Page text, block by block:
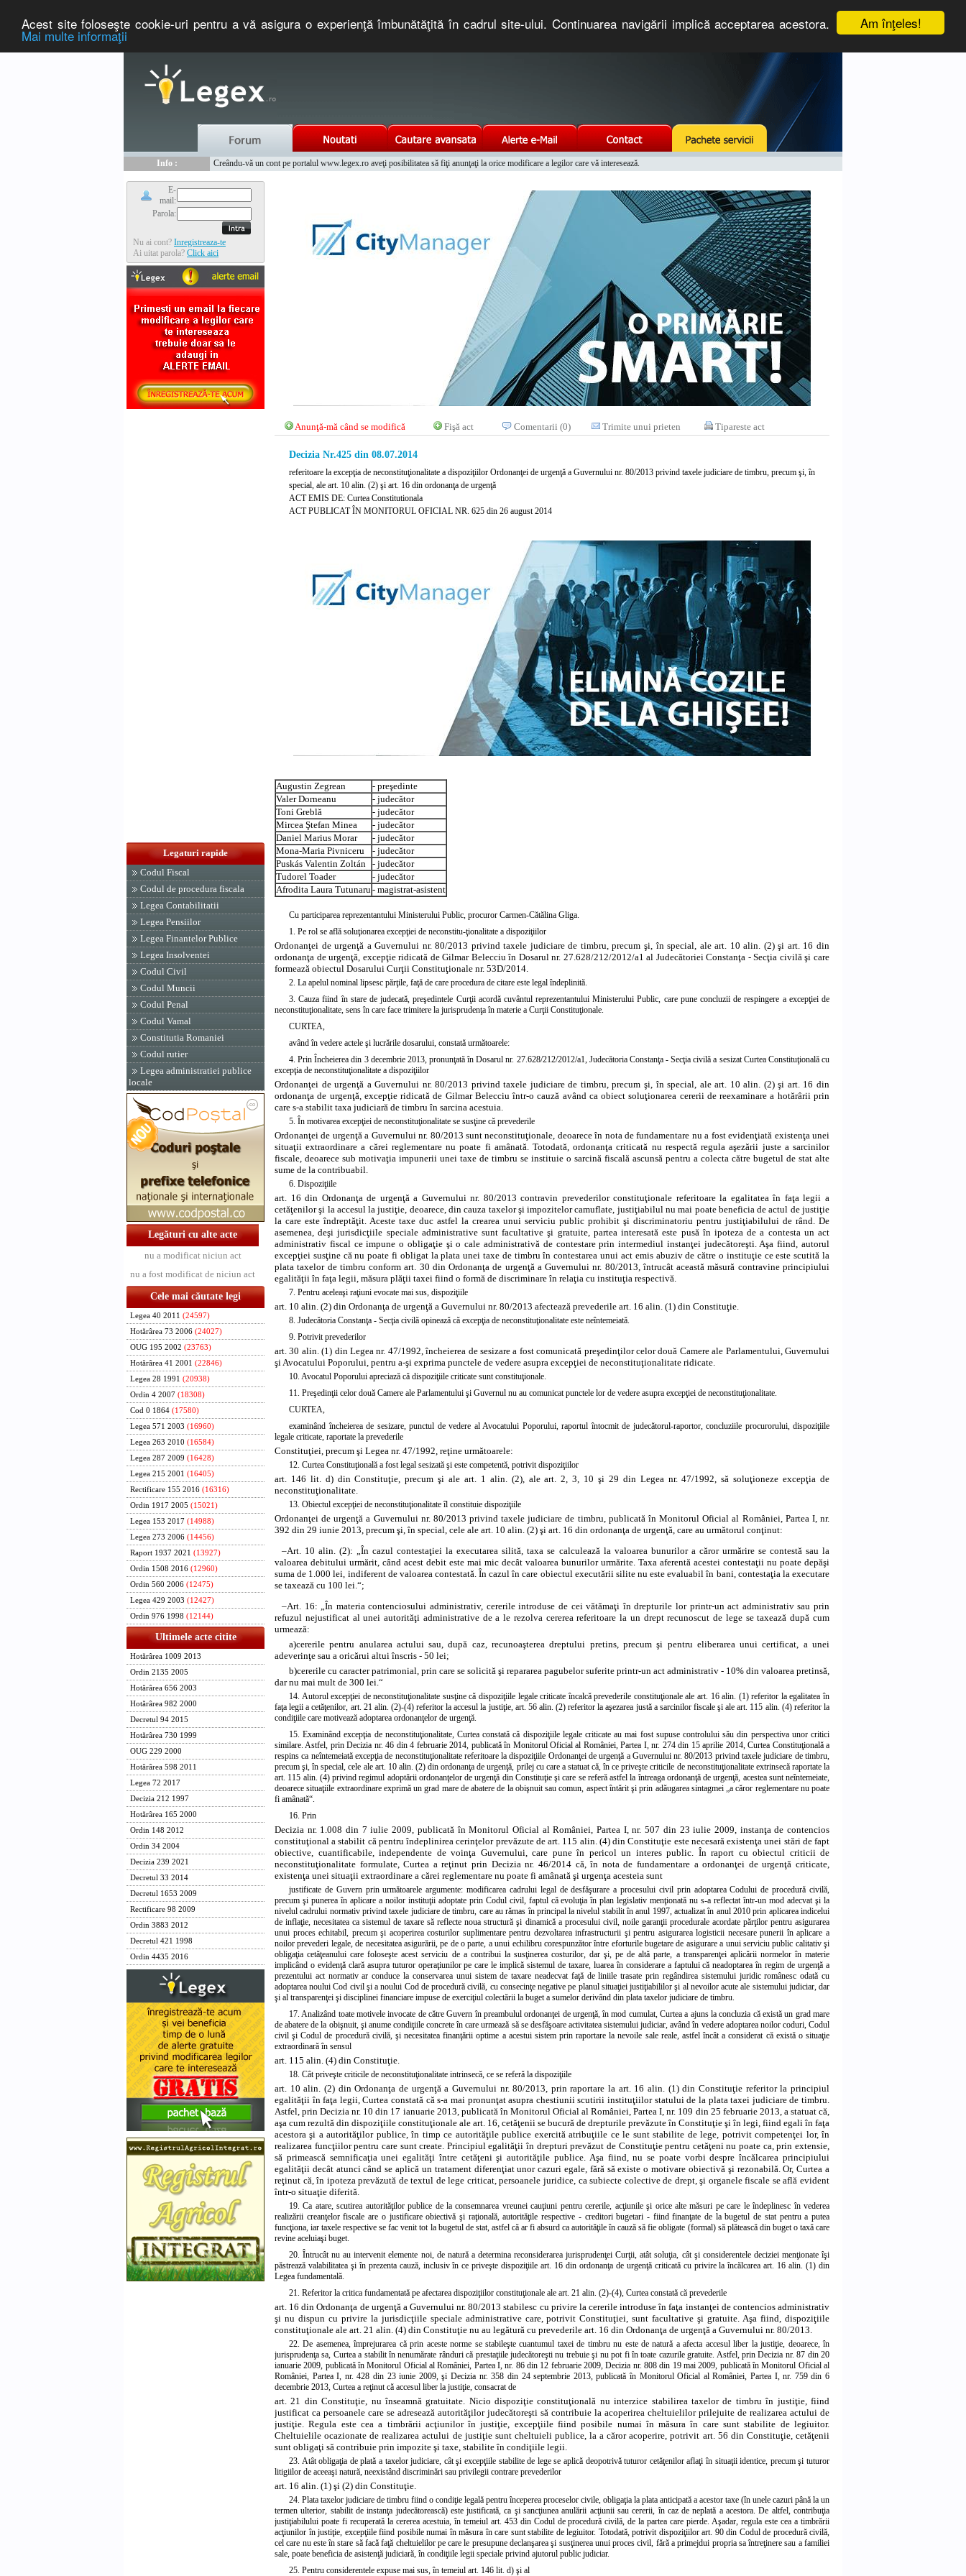
Am înţeles!
Acest site foloseşte cookie-uri pentru a vă asigura o experienţă îmbunătăţită în cadrul site-ului. Continuarea navigării implică acceptarea acestora.
Mai multe informaţii
Info :
Creându-vă un cont pe portalul www.legex.ro aveţi posibilitatea să fiţi anunţaţi la orice modificare a legilor care vă interesează.
E-
mail:
Parola:
Nu ai cont? Inregistreaza-te
Ai uitat parola? Click aici
Legaturi rapide
Codul Fiscal
Codul de procedura fiscala
Legea Contabilitatii
Legea Pensiilor
Legea Finantelor Publice
Legea Insolventei
Codul Civil
Codul Muncii
Codul Penal
Codul Vamal
Constitutia Romaniei
Codul rutier
Legea administratiei publice
locale
Legături cu alte acte
nu a modificat niciun act
nu a fost modificat de niciun act
Cele mai căutate legi
Legea 40 2011 (24597)
Hotărârea 73 2006 (24027)
OUG 195 2002 (23763)
Hotărârea 41 2001 (22846)
Legea 28 1991 (20938)
Ordin 4 2007 (18308)
Cod 0 1864 (17580)
Legea 571 2003 (16960)
Legea 263 2010 (16584)
Legea 287 2009 (16428)
Legea 215 2001 (16405)
Rectificare 155 2016 (16316)
Ordin 1917 2005 (15021)
Legea 153 2017 (14988)
Legea 273 2006 (14456)
Raport 1937 2021 (13927)
Ordin 1508 2016 (12960)
Ordin 560 2006 (12475)
Legea 429 2003 (12427)
Ordin 976 1998 (12144)
Ultimele acte citite
Hotărârea 1009 2013
Ordin 2135 2005
Hotărârea 656 2003
Hotărârea 982 2000
Decretul 94 2015
Hotărârea 730 1999
OUG 229 2000
Hotărârea 598 2011
Legea 72 2017
Decizia 212 1997
Hotărârea 165 2000
Ordin 148 2012
Ordin 34 2004
Decizia 239 2021
Decretul 33 2014
Decretul 1653 2009
Rectificare 98 2009
Ordin 3883 2012
Decretul 421 1998
Ordin 4435 2016
Anunţă-mă când se modifică Fişă act Comentarii (0) Trimite unui prieten Tipareste act
Decizia Nr.425 din 08.07.2014
referitoare la excepţia de neconstituţionalitate a dispoziţiilor Ordonanţei de urgenţă a Guvernului nr. 80/2013 privind taxele judiciare de timbru, precum şi, în
special, ale art. 10 alin. (2) şi art. 16 din ordonanţa de urgenţă
ACT EMIS DE: Curtea Constitutionala
ACT PUBLICAT ÎN MONITORUL OFICIAL NR. 625 din 26 august 2014
Augustin Zegrean
- preşedinte
Valer Dorneanu
- judecător
Toni Greblă
- judecător
Mircea Ştefan Minea
- judecător
Daniel Marius Morar
- judecător
Mona-Maria Pivniceru
- judecător
Puskás Valentin Zoltán - judecător
Tudorel Toader
- judecător
Afrodita Laura Tutunaru- magistrat-asistent
Cu participarea reprezentantului Ministerului Public, procuror Carmen-Cătălina Gliga.
1. Pe rol se află soluţionarea excepţiei de neconstitu-ţionalitate a dispoziţiilor
Ordonanţei de urgenţă a Guvernului nr. 80/2013 privind taxele judiciare de timbru, precum şi, în special, ale art. 10 alin. (2) şi art. 16 din
ordonanţa de urgenţă, excepţie ridicată de Gilmar Belecciu în Dosarul nr. 27.628/212/2012/a1 al Judecătoriei Constanţa - Secţia civilă şi care
formează obiectul Dosarului Curţii Constituţionale nr. 53D/2014.
2. La apelul nominal lipsesc părţile, faţă de care procedura de citare este legal îndeplinită.
3. Cauza fiind în stare de judecată, preşedintele Curţii acordă cuvântul reprezentantului Ministerului Public, care pune concluzii de respingere a excepţiei de
neconstituţionalitate, sens în care face trimitere la jurisprudenţa în materie a Curţii Constituţionale.
CURTEA,
având în vedere actele şi lucrările dosarului, constată următoarele:
4. Prin Încheierea din 3 decembrie 2013, pronunţată în Dosarul nr. 27.628/212/2012/a1, Judecătoria Constanţa - Secţia civilă a sesizat Curtea Constituţională cu
excepţia de neconstituţionalitate a dispoziţiilor
Ordonanţei de urgenţă a Guvernului nr. 80/2013 privind taxele judiciare de timbru, precum şi, în special, ale art. 10 alin. (2) şi art. 16 din
ordonanţa de urgenţă, excepţie ridicată de Gilmar Belecciu într-o cauză având ca obiect soluţionarea cererii de reexaminare a hotărârii prin
care s-a stabilit taxa judiciară de timbru în sarcina acestuia.
5. În motivarea excepţiei de neconstituţionalitate se susţine că prevederile
Ordonanţei de urgenţă a Guvernului nr. 80/2013 sunt neconstituţionale, deoarece în nota de fundamentare nu a fost evidenţiată existenţa unei
situaţii extraordinare a cărei reglementare nu poate fi amânată. Totodată, ordonanţa criticată nu respectă regula aşezării juste a sarcinilor
fiscale, deoarece sub motivaţia impunerii unei taxe de timbru se instituie o sarcină fiscală ascunsă pentru a colecta către bugetul de stat alte
sume de la contribuabil.
6. Dispoziţiile
art. 16 din Ordonanţa de urgenţă a Guvernului nr. 80/2013 contravin prevederilor constituţionale referitoare la egalitatea în faţa legii a
cetăţenilor şi la accesul la justiţie, deoarece, din cauza taxelor şi impozitelor camuflate, justiţiabilul nu mai poate beneficia de actul de justiţie
la care este îndreptăţit. Aceste taxe duc astfel la crearea unui serviciu public prohibit şi discriminatoriu pentru justiţiabilului de rând. De
asemenea, deşi jurisdicţiile speciale administrative sunt facultative şi gratuite, partea interesată este pusă în ipoteza de a contesta un act
administrativ fiscal ce impune o obligaţie şi o cale administrativă de contestare prin intermediul instanţei judecătoreşti. Aşa fiind, autorul
excepţiei susţine că nu poate fi obligat la plata unei taxe de timbru în contestarea unui act emis abuziv de către o instituţie ce este scutită la
plata taxelor de timbru conformart. 30 din Ordonanţa de urgenţă a Guvernului nr. 80/2013, întrucât această măsură contravine principiului
egalităţii în faţa legii, măsura plăţii taxei fiind o formă de discriminare în relaţia cu instituţia respectivă.
7. Pentru aceleaşi raţiuni evocate mai sus, dispoziţiile
art. 10 alin. (2) din Ordonanţa de urgenţă a Guvernului nr. 80/2013 afectează prevederile art. 16 alin. (1) din Constituţie.
8. Judecătoria Constanţa - Secţia civilă opinează că excepţia de neconstituţionalitate este neîntemeiată.
9. Potrivit prevederilor
art. 30 alin. (1) din Legea nr. 47/1992, încheierea de sesizare a fost comunicată preşedinţilor celor două Camere ale Parlamentului, Guvernului
şi Avocatului Poporului, pentru a-şi exprima punctele de vedere asupra excepţiei de neconstituţionalitate ridicate.
10. Avocatul Poporului apreciază că dispoziţiile criticate sunt constituţionale.
11. Preşedinţii celor două Camere ale Parlamentului şi Guvernul nu au comunicat punctele lor de vedere asupra excepţiei de neconstituţionalitate.
CURTEA,
examinând încheierea de sesizare, punctul de vedere al Avocatului Poporului, raportul întocmit de judecătorul-raportor, concluziile procurorului, dispoziţiile
legale criticate, raportate la prevederile
Constituţiei, precum şi Legea nr. 47/1992, reţine următoarele:
12. Curtea Constituţională a fost legal sesizată şi este competentă, potrivit dispoziţiilor
art. 146 lit. d) din Constituţie, precum şi ale art. 1 alin. (2), ale art. 2, 3, 10 şi 29 din Legea nr. 47/1992, să soluţioneze excepţia de
neconstituţionalitate.
13. Obiectul excepţiei de neconstituţionalitate îl constituie dispoziţiile
Ordonanţei de urgenţă a Guvernului nr. 80/2013 privind taxele judiciare de timbru, publicată în Monitorul Oficial al României, Partea I, nr.
392 din 29 iunie 2013, precum şi, în special, cele ale art. 10 alin. (2) şi art. 16 din ordonanţa de urgenţă, care au următorul conţinut:
–Art. 10 alin. (2): „În cazul contestaţiei la executarea silită, taxa se calculează la valoarea bunurilor a căror urmărire se contestă sau la
valoarea debitului urmărit, când acest debit este mai mic decât valoarea bunurilor urmărite. Taxa aferentă acestei contestaţii nu poate depăşi
suma de 1.000 lei, indiferent de valoarea contestată. În cazul în care obiectul executării silite nu este evaluabil în bani, contestaţia la executare
se taxează cu 100 lei.“;
–Art. 16: „În materia contenciosului administrativ, cererile introduse de cei vătămaţi în drepturile lor printr-un act administrativ sau prin
refuzul nejustificat al unei autorităţi administrative de a le rezolva cererea referitoare la un drept recunoscut de lege se taxează după cum
urmează:
a)cererile pentru anularea actului sau, după caz, recunoaşterea dreptului pretins, precum şi pentru eliberarea unui certificat, a unei
adeverinţe sau a oricărui altui înscris - 50 lei;
b)cererile cu caracter patrimonial, prin care se solicită şi repararea pagubelor suferite printr-un act administrativ - 10% din valoarea pretinsă,
dar nu mai mult de 300 lei.“
14. Autorul excepţiei de neconstituţionalitate susţine că dispoziţiile legale criticate încalcă prevederile constituţionale ale art. 16 alin. (1) referitor la egalitatea în
faţa legii a cetăţenilor, art. 21 alin. (2)-(4) referitor la accesul la justiţie, art. 56 alin. (2) referitor la aşezarea justă a sarcinilor fiscale şi ale art. 115 alin. (4) referitor la
condiţiile care motivează adoptarea ordonanţelor de urgenţă.
15. Examinând excepţia de neconstituţionalitate, Curtea constată că dispoziţiile legale criticate au mai fost supuse controlului său din perspectiva unor critici
similare. Astfel, prin Decizia nr. 46 din 4 februarie 2014, publicată în Monitorul Oficial al României, Partea I, nr. 274 din 15 aprilie 2014, Curtea Constituţională a
respins ca neîntemeiată excepţia de neconstituţionalitate referitoare la dispoziţiile Ordonanţei de urgenţă a Guvernului nr. 80/2013 privind taxele judiciare de timbru,
precum şi, în special, cele ale art. 10 alin. (2) din ordonanţa de urgenţă, prilej cu care a statuat că, în ce priveşte criticile de neconstituţionalitate extrinsecă raportate la
art. 115 alin. (4) privind regimul adoptării ordonanţelor de urgenţă din Constituţie şi care se referă astfel la întreaga ordonanţă de urgenţă, acestea sunt neîntemeiate,
deoarece situaţiile extraordinare exprimă un grad mare de abatere de la obişnuit sau comun, aspect întărit şi prin adăugarea sintagmei „a căror reglementare nu poate
fi amânată“.
16. Prin
Decizia nr. 1.008 din 7 iulie 2009, publicată în Monitorul Oficial al României, Partea I, nr. 507 din 23 iulie 2009, instanţa de contencios
constituţional a stabilit că pentru îndeplinirea cerinţelor prevăzute deart. 115 alin. (4) din Constituţie este necesară existenţa unei stări de fapt
obiective, cuantificabile, independente de voinţa Guvernului, care pune în pericol un interes public. În raport cu obiectul criticii de
neconstituţionalitate formulate, Curtea a reţinut prin Decizia nr. 46/2014 că, în nota de fundamentare a ordonanţei de urgenţă criticate,
existenţa unei situaţii extraordinare a cărei reglementare nu poate fi amânată şi urgenţa acesteia sunt
justificate de Guvern prin următoarele argumente: modificarea cadrului legal de desfăşurare a procesului civil prin adoptarea Codului de procedură civilă,
precum şi punerea în aplicare a noilor instituţii adoptate prin Codul civil, faptul că evoluţia în plan legislativ menţionată nu s-a reflectat într-un mod adecvat şi la
nivelul cadrului normativ privind taxele judiciare de timbru, care au rămas în principal la nivelul stabilit în anul 1997, actualizat în anul 2010 prin aplicarea indicelui
de inflaţie, necesitatea ca sistemul de taxare să reflecte noua structură şi dinamică a procesului civil, noile garanţii procedurale acordate părţilor pentru asigurarea
unui proces echitabil, precum şi acoperirea costurilor suplimentare pentru dezvoltarea infrastructurii şi pentru asigurarea logisticii necesare punerii în aplicare a
noilor prevederi legale, de necesitatea asigurării, pe de o parte, a unui echilibru corespunzător între eforturile bugetare de asigurare a unui serviciu public calitativ şi
obligaţia cetăţeanului care foloseşte acest serviciu de a contribui la susţinerea costurilor, dar şi, pe de altă parte, a transparenţei aplicării normelor în materie
implicând o evidenţă clară asupra tuturor operaţiunilor pe care le implică sistemul de taxare, luarea în considerare a faptului că neadoptarea în regim de urgenţă a
prezentului act normativ ar conduce la conservarea unui sistem de taxare neadecvat faţă de liniile trasate prin regândirea sistemului juridic românesc odată cu
adoptarea noului Cod civil şi a noului Cod de procedură civilă, cu consecinţe negative pe planul situaţiei justiţiabililor şi al nevoilor acute ale sistemului judiciar, dar
şi al transparenţei şi disciplinei financiare impuse de exerciţiul colectării la buget a sumelor derivând din plata taxelor judiciare de timbru.
17. Analizând toate motivele invocate de către Guvern în preambulul ordonanţei de urgenţă, în mod cumulat, Curtea a ajuns la concluzia că există un grad mare
de abatere de la obişnuit, şi anume condiţiile concrete în care urmează să se desfăşoare activitatea sistemului judiciar, având în vedere adoptarea noilor coduri, Codul
civil şi Codul de procedură civilă, şi necesitatea finanţării optime a acestui sistem prin raportare la nevoile sale reale, astfel încât a considerat că există o situaţie
extraordinară în sensul
art. 115 alin. (4) din Constituţie.
18. Cât priveşte criticile de neconstituţionalitate intrinsecă, ce se referă la dispoziţiile
art. 10 alin. (2) din Ordonanţa de urgenţă a Guvernului nr. 80/2013, prin raportare la art. 16 alin. (1) din Constituţie referitor la principiul
egalităţii în faţa legii, Curtea constată că s-a mai pronunţat asupra chestiunii scutirii instituţiilor statului de la plata taxei judiciare de timbru.
Astfel, prin Decizia nr. 10 din 17 ianuarie 2013, publicată în Monitorul Oficial al României, Partea I, nr. 109 din 25 februarie 2013, a statuat că,
aşa cum rezultă din dispoziţiile constituţionale ale art. 16, cetăţenii se bucură de drepturile prevăzute în Constituţie şi în legi, fiind egali în faţa
acestora şi a autorităţilor publice, în timp ce autorităţile publice exercită atribuţiile ce le sunt stabilite de lege, potrivit competenţei lor, în
realizarea funcţiilor pentru care sunt create. Principiul egalităţii în drepturi prevăzut de Constituţie pentru cetăţeni nu poate ca, prin extensie,
să primească semnificaţia unei egalităţi între cetăţeni şi autorităţile publice. Aşa fiind, nu se poate vorbi despre încălcarea principiului
egalităţii decât atunci când se aplică un tratament diferenţiat unor cazuri egale, fără să existe o motivare obiectivă şi rezonabilă. Or, Curtea a
reţinut că, în ipoteza prevăzută de textul de lege criticat, persoanele juridice, ca subiecte colective de drept, şi organele fiscale se află evident
într-o situaţie diferită.
19. Ca atare, scutirea autorităţilor publice de la consemnarea vreunei cauţiuni pentru cererile, acţiunile şi orice alte măsuri pe care le îndeplinesc în vederea
realizării creanţelor fiscale are o justificare obiectivă şi raţională, autorităţile respective - creditori bugetari - fiind finanţate de la bugetul de stat pentru a putea
funcţiona, iar taxele respective se fac venit tot la bugetul de stat, astfel că ar fi absurd ca autorităţile în cauză să fie obligate (formal) să plătească din buget o taxă care
revine aceluiaşi buget.
20. Întrucât nu au intervenit elemente noi, de natură a determina reconsiderarea jurisprudenţei Curţii, atât soluţia, cât şi considerentele deciziei menţionate îşi
păstrează valabilitatea şi în prezenta cauză, inclusiv în ce priveşte dispoziţiile art. 16 din ordonanţa de urgenţă criticată cu privire la încălcarea art. 16 alin. (1) din
Legea fundamentală.
21. Referitor la critica fundamentată pe afectarea dispoziţiilor constituţionale ale art. 21 alin. (2)-(4), Curtea constată că prevederile
art. 16 din Ordonanţa de urgenţă a Guvernului nr. 80/2013 stabilesc cu privire la cererile introduse în faţa instanţei de contencios administrativ
şi nu dispun cu privire la jurisdicţiile speciale administrative care, potrivitConstituţiei, sunt facultative şi gratuite. Aşa fiind, dispoziţiile
constituţionale ale art. 21 alin. (4) din Constituţie nu au legătură cu prevederile art. 16 din Ordonanţa de urgenţă a Guvernului nr. 80/2013.
22. De asemenea, împrejurarea că prin aceste norme se stabileşte cuantumul taxei de timbru nu este de natură a afecta accesul liber la justiţie, deoarece, în
jurisprudenţa sa, Curtea a stabilit în nenumărate rânduri că prestaţiile judecătoreşti nu trebuie şi nu pot fi în toate cazurile gratuite. Astfel, prin Decizia nr. 87 din 20
ianuarie 2009, publicată în Monitorul Oficial al României, Partea I, nr. 86 din 12 februarie 2009, Decizia nr. 808 din 19 mai 2009, publicată în Monitorul Oficial al
României, Partea I, nr. 428 din 23 iunie 2009, şi Decizia nr. 358 din 24 septembrie 2013, publicată în Monitorul Oficial al României, Partea I, nr. 759 din 6
decembrie 2013, Curtea a reţinut că accesul liber la justiţie, consacrat de
art. 21 din Constituţie, nu înseamnă gratuitate. Nicio dispoziţie constituţională nu interzice stabilirea taxelor de timbru în justiţie, fiind
justificat ca persoanele care se adresează autorităţilor judecătoreşti să contribuie la acoperirea cheltuielilor prilejuite de realizarea actului de
justiţie. Regula este cea a timbrării acţiunilor în justiţie, excepţiile fiind posibile numai în măsura în care sunt stabilite de legiuitor.
Cheltuielile ocazionate de realizarea actului de justiţie sunt cheltuieli publice, la a căror acoperire, potrivit art. 56 din Constituţie, cetăţenii
sunt obligaţi să contribuie prin impozite şi taxe, stabilite în condiţiile legii.
23. Atât obligaţia de plată a taxelor judiciare, cât şi excepţiile stabilite de lege se aplică deopotrivă tuturor cetăţenilor aflaţi în situaţii identice, precum şi tuturor
litigiilor de aceeaşi natură, neexistând discriminări sau privilegii contrare prevederilor
art. 16 alin. (1) şi (2) din Constituţie.
24. Plata taxelor judiciare de timbru fiind o condiţie legală pentru începerea proceselor civile, obligaţia la plata anticipată a acestor taxe (în unele cazuri până la un
termen ulterior, stabilit de instanţa judecătorească) este justificată, ca şi sancţiunea anulării acţiunii sau cererii, în caz de neplată a acestora. De altfel, contribuţia
justiţiabilului poate fi recuperată la cererea acestuia, în temeiul art. 453 din Codul de procedură civilă, de la partea care pierde. Aşadar, regula este cea a timbrării
acţiunilor în justiţie, excepţiile fiind posibile numai în măsura în care sunt stabilite de legiuitor. Totodată, potrivit dispoziţiilor art. 90 din Codul de procedură civilă,
cel care nu este în stare să facă faţă cheltuielilor pe care le presupune declanşarea şi susţinerea unui proces civil, fără a primejdui propria sa întreţinere sau a familiei
sale, poate beneficia de asistenţă judiciară, în condiţiile legii speciale privind ajutorul public judiciar.
25. Pentru considerentele expuse mai sus, în temeiul art. 146 lit. d) şi al